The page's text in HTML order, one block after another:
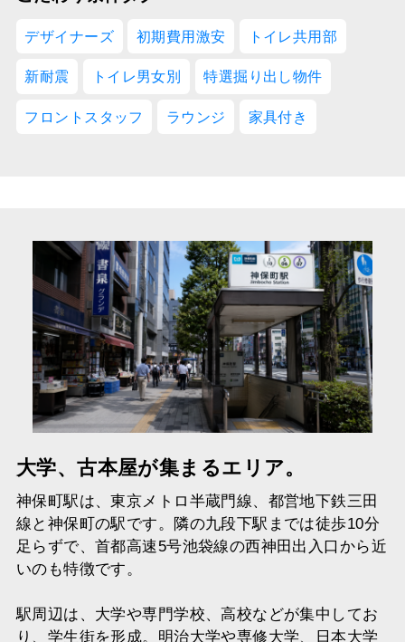
デザイナーズ 初期費用激安 トイレ共用部
新耐震 トイレ男女別 特選掘り出し物件
フロントスタッフ ラウンジ 家具付き
大学、古本屋が集まるエリア。
神保町駅は、東京メトロ半蔵門線、都営地下鉄三田
線と神保町の駅です。隣の九段下駅までは徒歩10分
足らずで、首都高速5号池袋線の西神田出入口から近
いのも特徴です。
駅周辺は、大学や専門学校、高校などが集中してお
り、学生街を形成。明治大学や専修大学、日本大学